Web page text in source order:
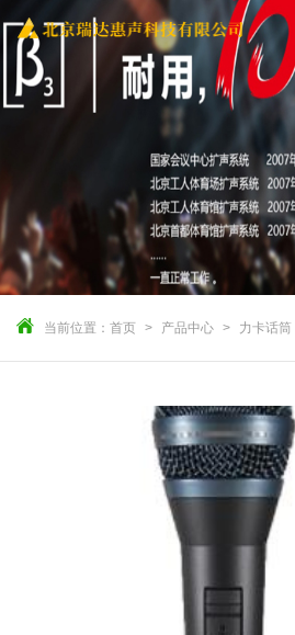
当前位置： 首页 产品中心 力卡话筒